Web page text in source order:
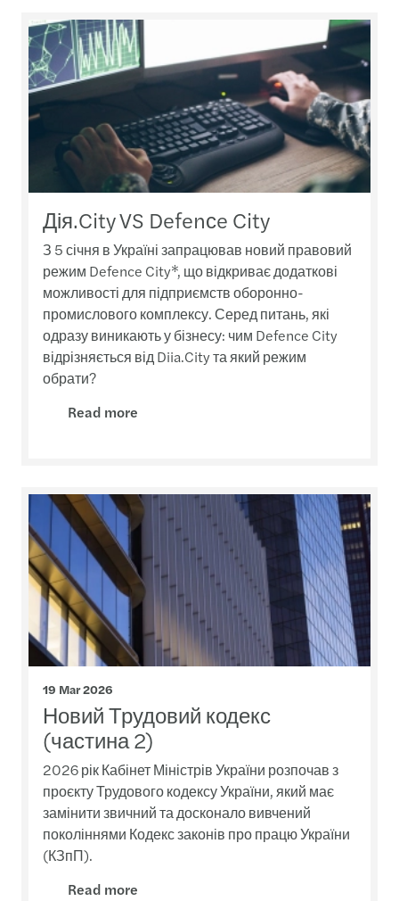
Дія.City VS Defenсe City
З 5 січня в Україні запрацював новий правовий
режим Defence City*, що відкриває додаткові
можливості для підприємств оборонно-
промислового комплексу. Серед питань, які
одразу виникають у бізнесу: чим Defence City
відрізняється від Diia.City та який режим
обрати?
Read more
19 Mar 2026
Новий Трудовий кодекс
(частина 2)
2026 рік Кабінет Міністрів України розпочав з
проєкту Трудового кодексу України, який має
замінити звичний та досконало вивчений
поколіннями Кодекс законів про працю України
(КЗпП).
Read more